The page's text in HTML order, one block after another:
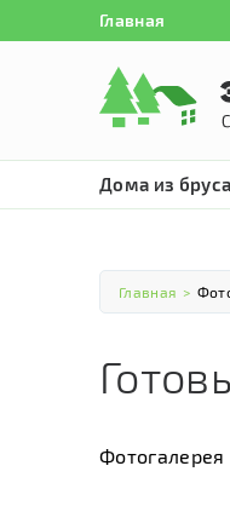
Главная
Дома из бруса
Главная >
Фотогалерея